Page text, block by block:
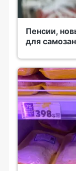
Пенсии,
для